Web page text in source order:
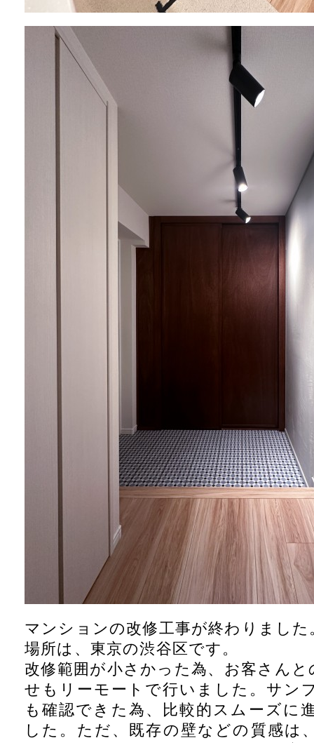
マンションの改修工事が終わりました
場所は、東京の渋谷区です。
改修範囲が小さかった為、お客さん
せもリーモートで行いました。サン
も確認できた為、比較的スムーズに
した。ただ、既存の壁などの質感は